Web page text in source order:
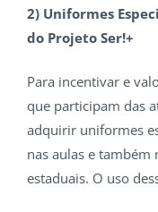
2) Uniformes
do Projeto Ser!+
Para incentivar e
que participam das
adquirir uniformes
nas aulas e também
estaduais. O uso